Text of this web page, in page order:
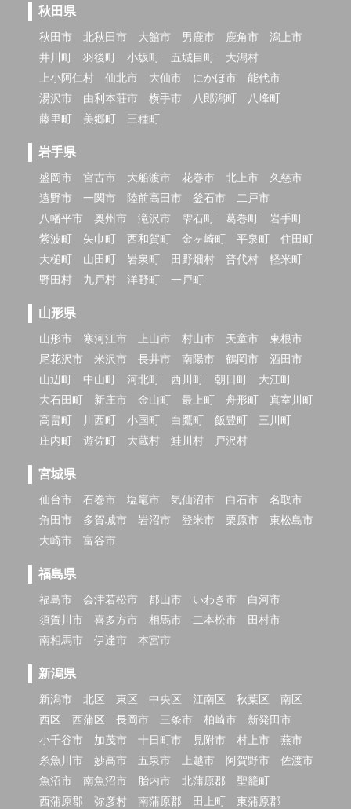
秋田県
秋田市 北秋田市 大館市 男鹿市 鹿角市
潟上市
井川町
羽後町 小坂町 五城目町
大潟村
上小阿仁村
仙北市 大仙市 にかほ市
能代市
湯沢市
由利本荘市 横手市 八郎潟町
八峰町
藤里町
美郷町 三種町
岩手県
盛岡市 宮古市 大船渡市 花巻市 北上市
久慈市
遠野市
一関市 陸前高田市 釜石市
二戸市
八幡平市
奥州市 滝沢市 雫石町 葛巻町
岩手町
紫波町
矢巾町 西和賀町 金ヶ崎町 平泉町
住田町
大槌町
山田町 岩泉町 田野畑村 普代村
軽米町
野田村
九戸村 洋野町 一戸町
山形県
山形市 寒河江市 上山市 村山市 天童市
東根市
尾花沢市
米沢市 長井市 南陽市 鶴岡市
酒田市
山辺町
中山町 河北町 西川町 朝日町
大江町
大石田町
新庄市 金山町 最上町 舟形町
真室川町
高畠町
川西町 小国町 白鷹町 飯豊町
三川町
庄内町
遊佐町 大蔵村 鮭川村 戸沢村
宮城県
仙台市 石巻市 塩竈市 気仙沼市 白石市
名取市
角田市
多賀城市 岩沼市 登米市 栗原市
東松島市
大崎市
富谷市
福島県
福島市 会津若松市 郡山市 いわき市
白河市
須賀川市
喜多方市 相馬市 二本松市
田村市
南相馬市
伊達市 本宮市
新潟県
新潟市 北区 東区 中央区 江南区 秋葉区
南区
西区
西蒲区 長岡市 三条市 柏崎市
新発田市
小千谷市
加茂市 十日町市 見附市 村上市
燕市
糸魚川市
妙高市 五泉市 上越市 阿賀野市
佐渡市
魚沼市
南魚沼市 胎内市 北蒲原郡
聖籠町
西蒲原郡
弥彦村 南蒲原郡 田上町
東蒲原郡